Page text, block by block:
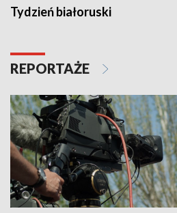
Tydzień białoruski
REPORTAŻE